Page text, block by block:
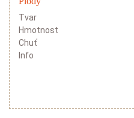
Tvar
Hmotnost
Chuť
Info